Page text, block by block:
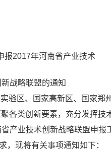
报2017年河南省产业技术
新战略联盟的通知
验区、国家高新区、国家郑
类创新要素，充分发挥技
产业技术创新战略联盟申
，现将有关事项通知如下：